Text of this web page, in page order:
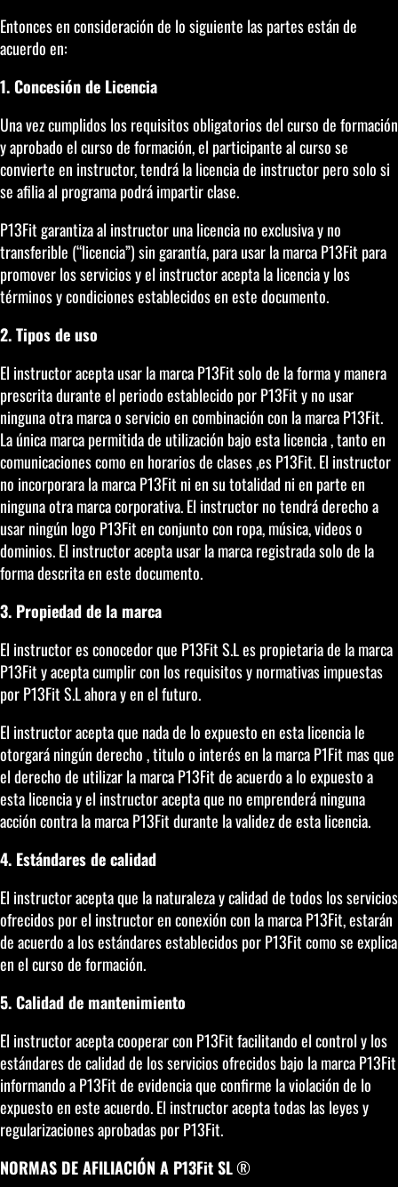
Entonces en consideración de lo siguiente las partes están de
acuerdo en:
1. Concesión de Licencia
Una vez cumplidos los requisitos obligatorios del curso de formación
y aprobado el curso de formación, el participante al curso se
convierte en instructor, tendrá la licencia de instructor pero solo si
se afilia al programa podrá impartir clase.
P13Fit garantiza al instructor una licencia no exclusiva y no
transferible (“licencia”) sin garantía, para usar la marca P13Fit para
promover los servicios y el instructor acepta la licencia y los
términos y condiciones establecidos en este documento.
2. Tipos de uso
El instructor acepta usar la marca P13Fit solo de la forma y manera
prescrita durante el periodo establecido por P13Fit y no usar
ninguna otra marca o servicio en combinación con la marca P13Fit.
La única marca permitida de utilización bajo esta licencia , tanto en
comunicaciones como en horarios de clases ,es P13Fit. El instructor
no incorporara la marca P13Fit ni en su totalidad ni en parte en
ninguna otra marca corporativa. El instructor no tendrá derecho a
usar ningún logo P13Fit en conjunto con ropa, música, videos o
dominios. El instructor acepta usar la marca registrada solo de la
forma descrita en este documento.
3. Propiedad de la marca
El instructor es conocedor que P13Fit S.L es propietaria de la marca
P13Fit y acepta cumplir con los requisitos y normativas impuestas
por P13Fit S.L ahora y en el futuro.
El instructor acepta que nada de lo expuesto en esta licencia le
otorgará ningún derecho , titulo o interés en la marca P1Fit mas que
el derecho de utilizar la marca P13Fit de acuerdo a lo expuesto a
esta licencia y el instructor acepta que no emprenderá ninguna
acción contra la marca P13Fit durante la validez de esta licencia.
4. Estándares de calidad
El instructor acepta que la naturaleza y calidad de todos los servicios
ofrecidos por el instructor en conexión con la marca P13Fit, estarán
de acuerdo a los estándares establecidos por P13Fit como se explica
en el curso de formación.
5. Calidad de mantenimiento
El instructor acepta cooperar con P13Fit facilitando el control y los
estándares de calidad de los servicios ofrecidos bajo la marca P13Fit
informando a P13Fit de evidencia que confirme la violación de lo
expuesto en este acuerdo. El instructor acepta todas las leyes y
regularizaciones aprobadas por P13Fit.
NORMAS DE AFILIACIÓN A P13Fit SL®